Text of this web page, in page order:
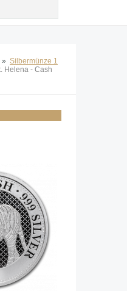
» Silbermünze 1
Helena - Cash